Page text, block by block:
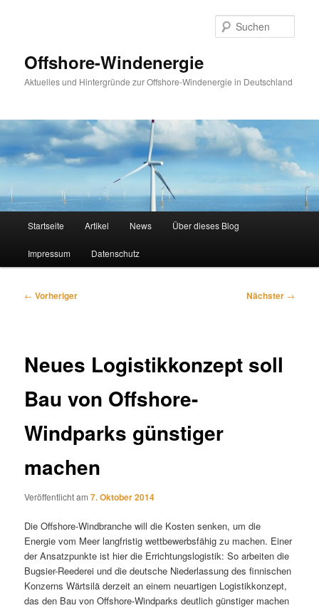
Offshore-Windenergie
Aktuelles und Hintergründe zur Offshore-Windenergie in Deutschland
Startseite Artikel News Über dieses Blog
Impressum Datenschutz
Beitragsnavigation
← Vorheriger Nächster →
Neues Logistikkonzept soll
Bau von Offshore-
Windparks günstiger
machen
Veröffentlicht am7. Oktober 2014
Die Offshore-Windbranche will die Kosten senken, um die
Energie vom Meer langfristig wettbewerbsfähig zu machen. Einer
der Ansatzpunkte ist hier die Errichtungslogistik: So arbeiten die
Bugsier-Reederei und die deutsche Niederlassung des finnischen
Konzerns Wärtsilä derzeit an einem neuartigen Logistikkonzept,
das den Bau von Offshore-Windparks deutlich günstiger machen